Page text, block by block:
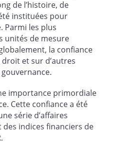
de l’histoire, de
instituées pour
Parmi les plus
unités de mesure
la confiance
et sur d’autres
importance primordiale
Cette confiance a été
série d’affaires
indices financiers de